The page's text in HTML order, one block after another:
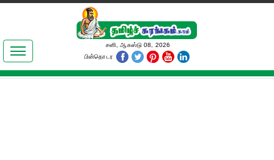
இலக்கியங்கள்
தமிழ் உலகம்
சனி, ஆகஸ்டு 08, 2026
பின்தொடர